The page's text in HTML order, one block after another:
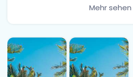
Mehr sehen